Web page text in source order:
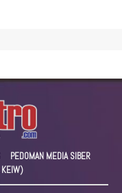
PEDOMAN MEDIA SIBER
KEIW)